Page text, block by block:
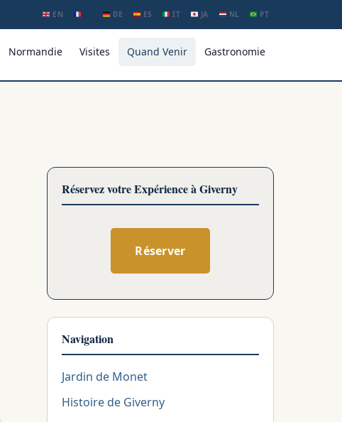
EN DE ES IT JA NL PT
Normandie Visites Quand Venir Gastronomie
Réservez votre Expérience à Giverny
Réserver
Navigation
Jardin de Monet
Histoire de Giverny